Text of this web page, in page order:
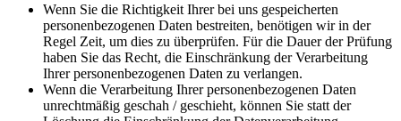
Wenn Sie die Richtigkeit Ihrer bei uns gespeicherten
personenbezogenen Daten bestreiten, benötigen wir in der
Regel Zeit, um dies zu überprüfen. Für die Dauer der Prüfung
haben Sie das Recht, die Einschränkung der Verarbeitung
Ihrer personenbezogenen Daten zu verlangen.
Wenn die Verarbeitung Ihrer personenbezogenen Daten
unrechtmäßig geschah / geschieht, können Sie statt der